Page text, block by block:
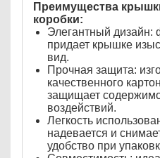
Преимущества
коробки:
Элегантный дизайн:
придает крышке
вид.
Прочная защита:
качественного
защищает
воздействий.
Легкость
надевается и
удобство при